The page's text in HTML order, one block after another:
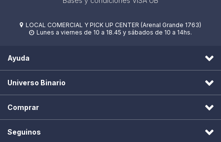
 LOCAL COMERCIAL Y PICK UP CENTER (Arenal Grande 1763)
 Lunes a viernes de 10 a 18.45 y sábados de 10 a 14hs.
Ayuda
Universo Binario
Comprar
Seguinos